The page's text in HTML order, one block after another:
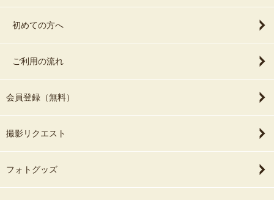
初めての方へ
ご利用の流れ
会員登録（無料）
撮影リクエスト
フォトグッズ